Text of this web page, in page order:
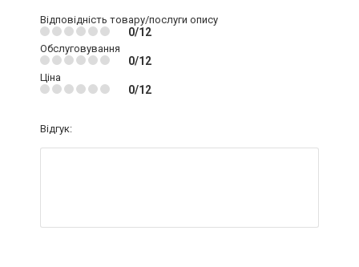
Відповідність товару/послуги опису
0/12
Обслуговування
0/12
Ціна
0/12
Відгук: